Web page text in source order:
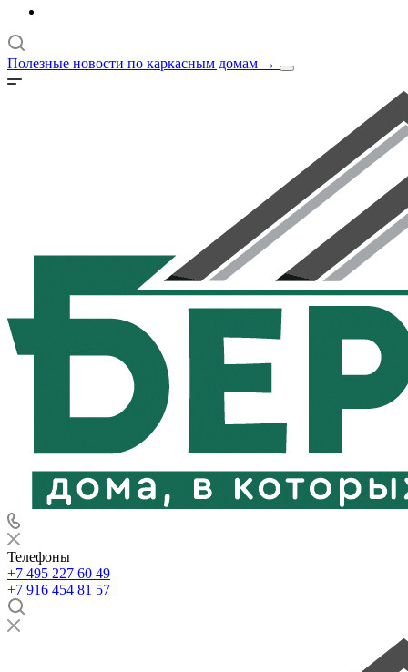
Полезные новости по каркасным домам →
Телефоны
+7 495 227 60 49
+7 916 454 81 57